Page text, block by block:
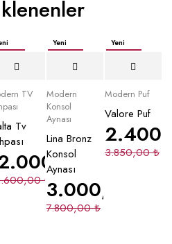
₺
TV
Tv
₺
Yeni
Modern
Konsol
Aynası
Lina Bronz
Konsol
Aynası
7.800,00₺
3.000,00
Yeni
Modern Puf
Valore Puf
3.850,00₺